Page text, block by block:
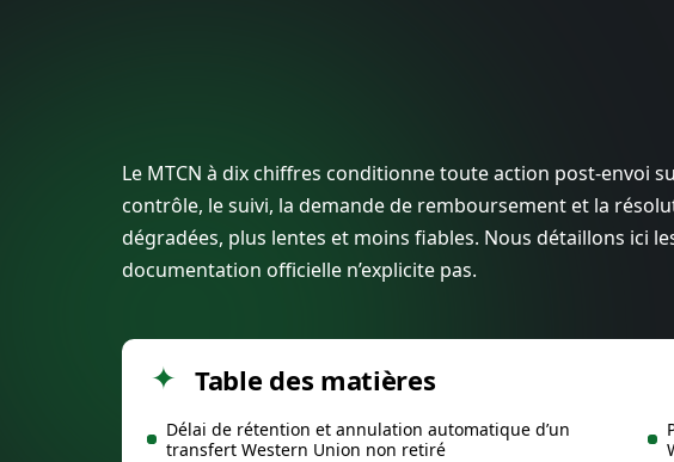
Le MTCN à dix chiffres conditionne toute action post-envoi
contrôle, le suivi, la demande de remboursement et la
dégradées, plus lentes et moins fiables. Nous détaillons ici
documentation officielle n’explicite pas.
Table des matières
Délai de rétention et annulation automatique d’un
transfert Western Union non retiré